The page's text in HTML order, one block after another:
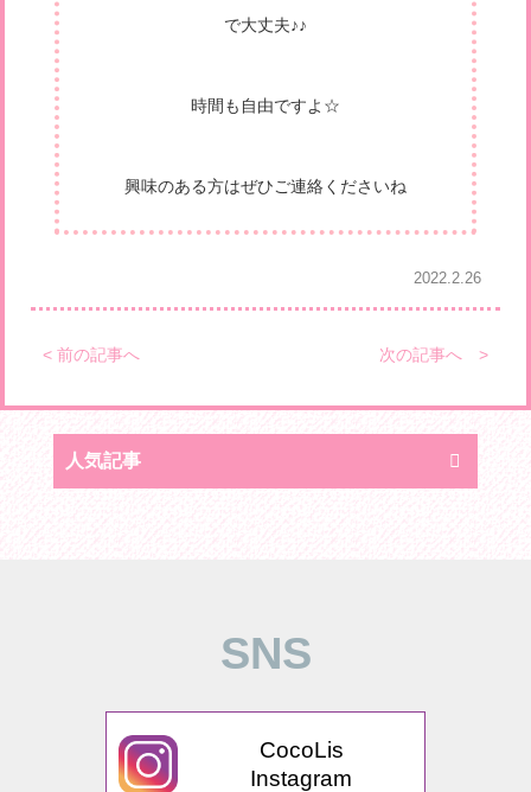
で大丈夫♪♪
時間も自由ですよ☆
興味のある方はぜひご連絡くださいね
2022.2.26
< 前の記事へ 次の記事へ >
人気記事
SNS
CocoLis
Instagram